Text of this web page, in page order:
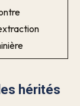
hérités